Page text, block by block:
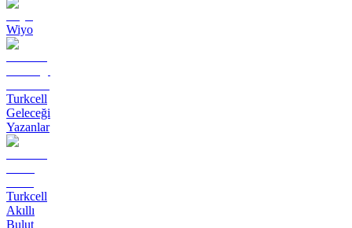
Wiyo
Turkcell
Geleceği
Yazanlar
Turkcell
Akıllı
Bulut